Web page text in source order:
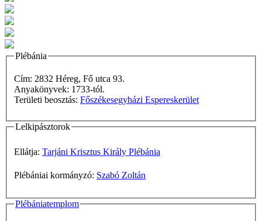
Plébánia
Cím: 2832 Héreg, Fő utca 93.
Anyakönyvek: 1733-tól.
Területi beosztás: Főszékesegyházi Espereskerület
Lelkipásztorok
Ellátja: Tarjáni Krisztus Király Plébánia
Plébániai kormányzó: Szabó Zoltán
Plébániatemplom